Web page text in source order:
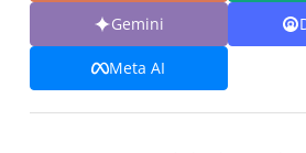
Gemini
Meta AI